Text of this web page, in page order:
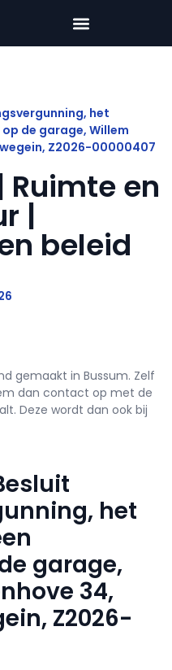
het
de garage, Willem
Z2026-00000407
Ruimte en
|
beleid
gemaakt in Bussum. Zelf
dan contact op met de
Deze wordt dan ook bij
het
garage,
34,
Z2026-